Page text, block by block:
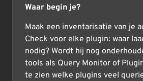
Waar begin je?
Maak een inventarisatie van je
Check voor elke plugin: waar
nodig? Wordt hij nog
tools als Query Monitor of
te zien welke plugins veel